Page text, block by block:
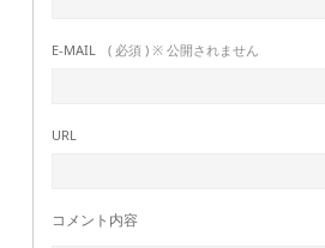
E-MAIL ( 必須 ) ※ 公開されません
URL
コメント内容